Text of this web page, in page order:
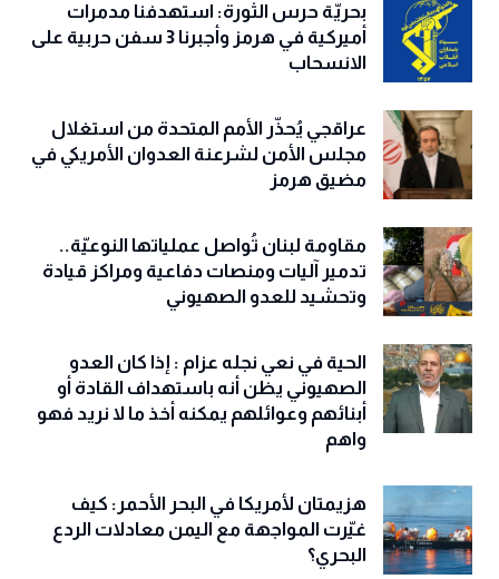
بحريّة حرس الثورة: استهدفنا مدمرات
أميركية في هرمز وأجبرنا 3 سفن حربية على
الانسحاب
عراقجي يُحذّر الأمم المتحدة من استغلال
مجلس الأمن لشرعنة العدوان الأمريكي في
مضيق هرمز
مقاومة لبنان تُواصل عملياتها النوعيّة..
تدمير آليات ومنصات دفاعية ومراكز قيادة
وتحشيد للعدو الصهيوني
الحية في نعي نجله عزام : إذا كان العدو
الصهيوني يظن أنه باستهداف القادة أو
أبنائهم وعوائلهم يمكنه أخذ ما لا نريد فهو
واهم
هزيمتان لأمريكا في البحر الأحمر: كيف
غيّرت المواجهة مع اليمن معادلات الردع
البحري؟